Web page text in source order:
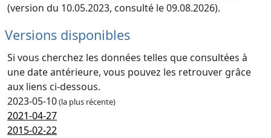
(version du 10.05.2023, consulté le 09.08.2026).
Versions disponibles
Si vous cherchez les données telles que consultées à
une date antérieure, vous pouvez les retrouver grâce
aux liens ci-dessous.
2023-05-10(la plus récente)
2021-04-27
2015-02-22